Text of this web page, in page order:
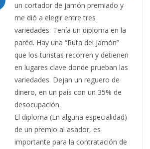
un cortador de jamón premiado y
me dió a elegir entre tres
variedades. Tenía un diploma en la
paréd. Hay una “Ruta del Jamón”
que los turistas recorren y detienen
en lugares clave donde prueban las
variedades. Dejan un reguero de
dinero, en un país con un 35% de
desocupación.
El diploma (En alguna especialidad)
de un premio al asador, es
importante para la contratación de